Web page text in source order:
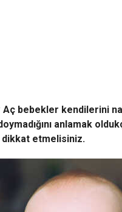
Aç bebekler kendilerini
anlamak
etmelisiniz.